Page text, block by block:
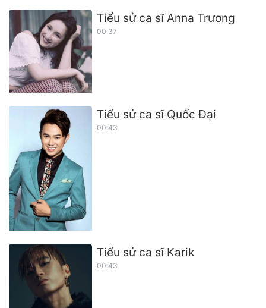
Tiểu sử ca sĩ Anna Trương
00:37
Tiểu sử ca sĩ Quốc Đại
00:43
Tiểu sử ca sĩ Karik
00:43